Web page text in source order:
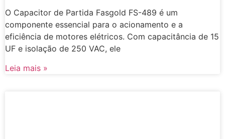
O Capacitor de Partida Fasgold FS-489 é um
componente essencial para o acionamento e a
eficiência de motores elétricos. Com capacitância de 15
UF e isolação de 250 VAC, ele
Leia mais »